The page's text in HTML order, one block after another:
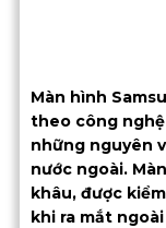
Màn hình
theo công
những nguyên
nước ngoài.
khâu, được
khi ra mắt